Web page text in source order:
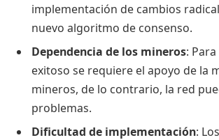
implementación de cambios
nuevo algoritmo de consenso.
Dependencia de los mineros:
exitoso se requiere el apoyo de la
mineros, de lo contrario, la red
problemas.
Dificultad de implementación: